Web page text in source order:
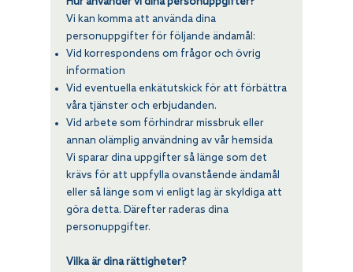
Vi kan komma att använda dina
personuppgifter för följande ändamål:
Vid korrespondens om frågor och övrig
information
Vid eventuella enkätutskick för att förbättra
våra tjänster och erbjudanden.
Vid arbete som förhindrar missbruk eller
annan olämplig användning av vår hemsida
Vi sparar dina uppgifter så länge som det
krävs för att uppfylla ovanstående ändamål
eller så länge som vi enligt lag är skyldiga att
göra detta. Därefter raderas dina
personuppgifter.
Vilka är dina rättigheter?